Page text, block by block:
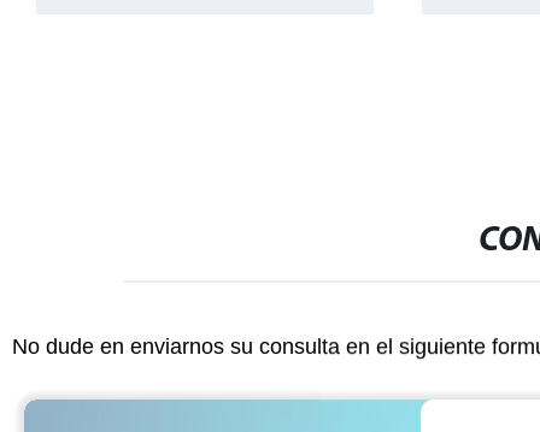
No dude en enviarnos su consulta en el siguiente